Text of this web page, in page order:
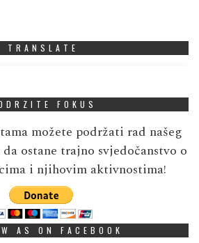
TRANSLATE
FOKUS
možete podržati rad našeg
ostane trajno svjedočanstvo o
i njihovim aktivnostima!
AS ON FACEBOOK